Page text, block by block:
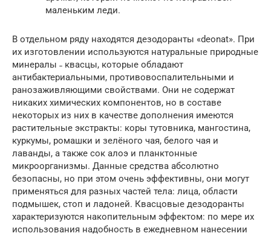
маленьким леди.
В отдельном ряду находятся дезодоранты «deonat». При
их изготовлении используются натуральные природные
минералы ˗ квасцы, которые обладают
антибактериальными, противовоспалительными и
ранозаживляющими свойствами. Они не содержат
никаких химических компонентов, но в составе
некоторых из них в качестве дополнения имеются
растительные экстракты: коры тутовника, мангостина,
куркумы, ромашки и зелёного чая, белого чая и
лаванды, а также сок алоэ и планктонные
микроорганизмы. Данные средства абсолютно
безопасны, но при этом очень эффективны, они могут
применяться для разных частей тела: лица, области
подмышек, стоп и ладоней. Квасцовые дезодоранты
характеризуются накопительным эффектом: по мере их
использования надобность в ежедневном нанесении